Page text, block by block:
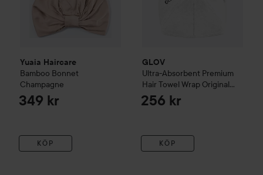
Yuaia Haircare
Bamboo Bonnet
Champagne
349 kr
KÖP
GLOV
Ultra-Absorbent Premium
Hair Towel Wrap Original
White
256 kr
KÖP